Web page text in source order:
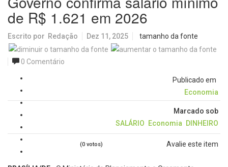
de R$ 1.621 em 2026
Escrito por Redação Dez 11, 2025 tamanho da fonte
0 Comentário
Publicado em
Economia
Marcado sob
SALÁRIO
Economia DINHEIRO
Avalie este item
(0 votos)